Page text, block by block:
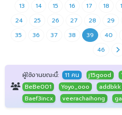
13
14 15 16 17 18
24
25 26 27 28 29
35
36 37 38 39 40
46
ผู้ใช้งานขณะนี้: 11 คน j15good
BeBe001
Yoyo_ooo addbkk
Baef3incx
veerachaihong